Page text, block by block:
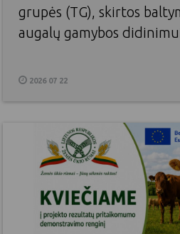
grupės (TG), skirtos
augalų gamybos
2026 07 22